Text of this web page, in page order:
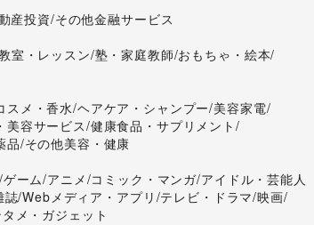
います。予めご了承ください。
発生した際には
承ください。
中止・中断して頂く可能性がございますのでご了承
認ください。
産投資/その他金融サービス
室・レッスン/塾・家庭教師/おもちゃ・絵本/
スメ・香水/ヘアケア・シャンプー/美容家電/
美容サービス/健康食品・サプリメント/
品/その他美容・健康
/ゲーム/アニメ/コミック・マンガ/アイドル・芸能人
誌/Webメディア・アプリ /テレビ・ドラマ/映画/
メ・ガジェット